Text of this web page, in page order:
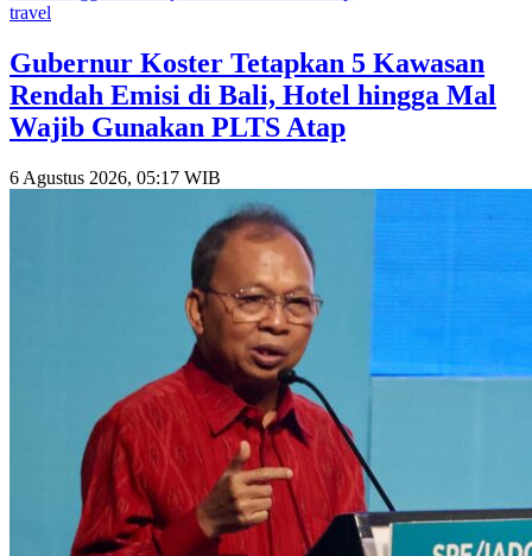
travel
Gubernur Koster Tetapkan 5 Kawasan
Rendah Emisi di Bali, Hotel hingga Mal
Wajib Gunakan PLTS Atap
6 Agustus 2026, 05:17 WIB